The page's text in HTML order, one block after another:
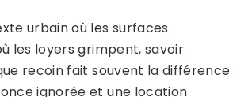
urbain où les surfaces
les loyers grimpent, savoir
recoin fait souvent la différence
ignorée et une location